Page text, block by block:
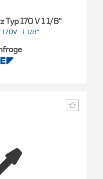
Typ 170 V 1 1/8"
170V - 1 1/8"